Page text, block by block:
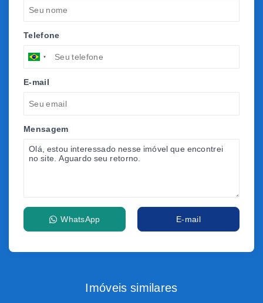
Telefone
E-mail
Mensagem
WhatsApp E-mail
Imóveis similares